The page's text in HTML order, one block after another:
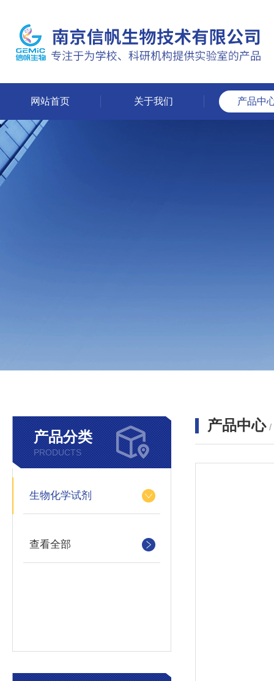
网站首页 关于我们 产品中
产品分类
PRODUCTS
生物化学试剂
查看全部
产品中心 /